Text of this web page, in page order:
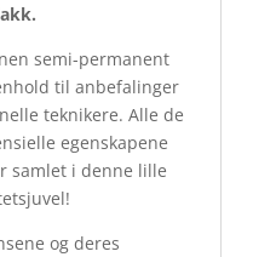
semi-permanent
til anbefalinger
teknikere. Alle de
egenskapene
samlet i denne lille
og deres